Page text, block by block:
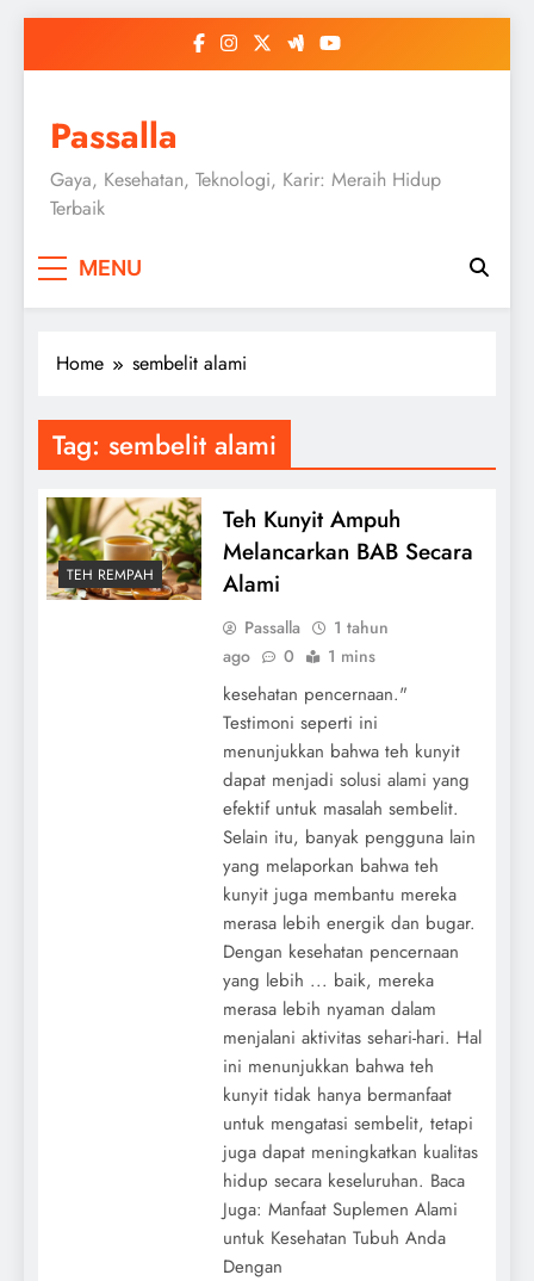
Passalla
Gaya, Kesehatan, Teknologi, Karir: Meraih Hidup
Terbaik
MENU
Home sembelit alami
Tag: sembelit alami
TEH REMPAH
Teh Kunyit Ampuh
Melancarkan BAB Secara
Alami
Passalla
1 tahun
ago
0 1 mins
kesehatan pencernaan."
Testimoni seperti ini
menunjukkan bahwa teh kunyit
dapat menjadi solusi alami yang
efektif untuk masalah sembelit.
Selain itu, banyak pengguna lain
yang melaporkan bahwa teh
kunyit juga membantu mereka
merasa lebih energik dan bugar.
Dengan kesehatan pencernaan
yang lebih ... baik, mereka
merasa lebih nyaman dalam
menjalani aktivitas sehari-hari. Hal
ini menunjukkan bahwa teh
kunyit tidak hanya bermanfaat
untuk mengatasi sembelit, tetapi
juga dapat meningkatkan kualitas
hidup secara keseluruhan. Baca
Juga: Manfaat Suplemen Alami
untuk Kesehatan Tubuh Anda
Dengan